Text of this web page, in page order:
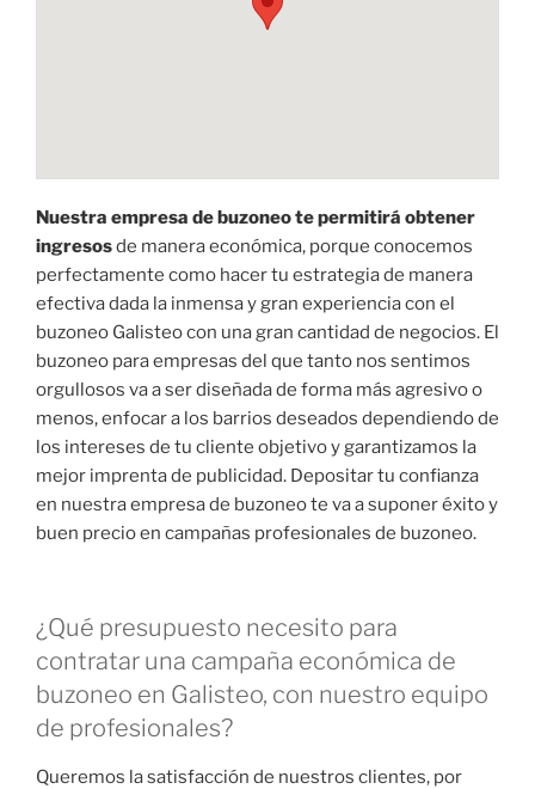
Nuestra empresa de buzoneo te permitirá obtener
ingresosde manera económica, porque conocemos
perfectamente como hacer tu estrategia de manera
efectiva dada la inmensa y gran experiencia con el
buzoneo Galisteo con una gran cantidad de negocios. El
buzoneo para empresas del que tanto nos sentimos
orgullosos va a ser diseñada de forma más agresivo o
menos, enfocar a los barrios deseados dependiendo de
los intereses de tu cliente objetivo y garantizamos la
mejor imprenta de publicidad. Depositar tu confianza
en nuestra empresa de buzoneo te va a suponer éxito y
buen precio en campañas profesionales de buzoneo.
¿Qué presupuesto necesito para
contratar una campaña económica de
buzoneo en Galisteo, con nuestro equipo
de profesionales?
Queremos la satisfacción de nuestros clientes, por